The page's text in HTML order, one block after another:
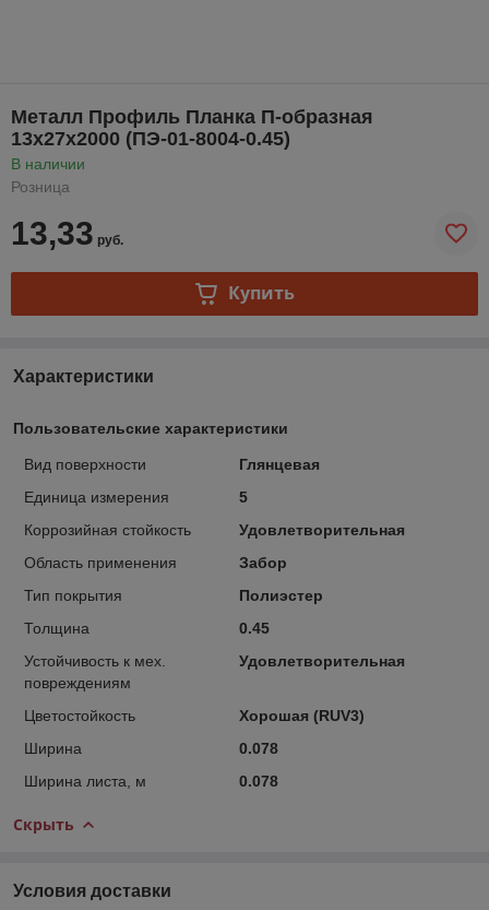
Металл Профиль Планка П-образная
13х27х2000 (ПЭ-01-8004-0.45)
В наличии
Розница
13,33 руб.
Купить
Характеристики
Пользовательские характеристики
Вид поверхности
Глянцевая
Единица измерения
5
Коррозийная стойкость
Удовлетворительная
Область применения
Забор
Тип покрытия
Полиэстер
Толщина
0.45
Устойчивость к мех.
повреждениям
Удовлетворительная
Цветостойкость
Хорошая (RUV3)
Ширина
0.078
Ширина листа, м
0.078
Скрыть
Условия доставки